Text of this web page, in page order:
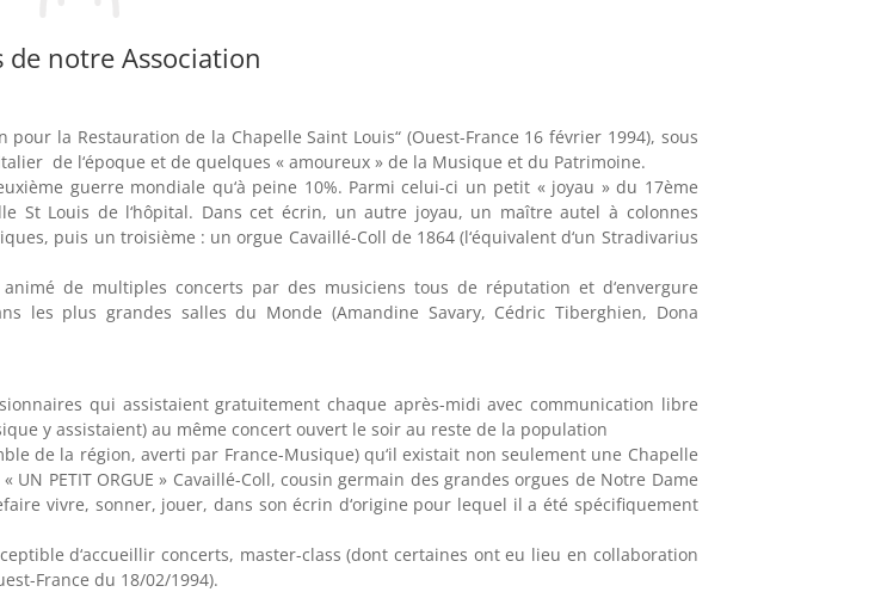
de notre Association
la Restauration de la Chapelle Saint Louis“ (Ouest-France 16 février 1994), sous
de l‘époque et de quelques « amoureux » de la Musique et du Patrimoine.
guerre mondiale qu‘à peine 10%. Parmi celui-ci un petit « joyau » du 17ème
St Louis de l‘hôpital. Dans cet écrin, un autre joyau, un maître autel à colonnes
puis un troisième : un orgue Cavaillé-Coll de 1864 (l‘équivalent d‘un Stradivarius
de multiples concerts par des musiciens tous de réputation et d‘envergure
les plus grandes salles du Monde (Amandine Savary, Cédric Tiberghien, Dona
qui assistaient gratuitement chaque après-midi avec communication libre
y assistaient) au même concert ouvert le soir au reste de la population
de la région, averti par France-Musique) qu‘il existait non seulement une Chapelle
PETIT ORGUE » Cavaillé-Coll, cousin germain des grandes orgues de Notre Dame
vivre, sonner, jouer, dans son écrin d‘origine pour lequel il a été spécifiquement
d‘accueillir concerts, master-class (dont certaines ont eu lieu en collaboration
France du 18/02/1994).